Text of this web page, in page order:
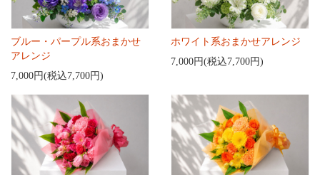
ブルー・パープル系おまかせ
アレンジ
7,000円(税込7,700円)
ホワイト系おまかせアレンジ
7,000円(税込7,700円)